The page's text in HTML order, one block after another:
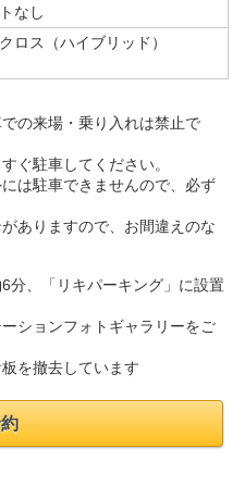
なし
ロス（ハイブリッド）
の来場・乗り入れは禁止で
ぐ駐車してください。
は駐車できませんので、必ず
ありますので、お間違えのな
分、「リキパーキング」に設置
ションフォトギャラリーをご
を撤去しています